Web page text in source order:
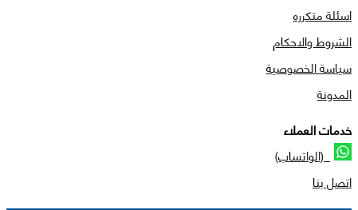
اسئلة متكرره
الشروط والاحكام
سياسة الخصوصية
المدونة
خدمات العملاء
(الواتساب)
اتصل بنا